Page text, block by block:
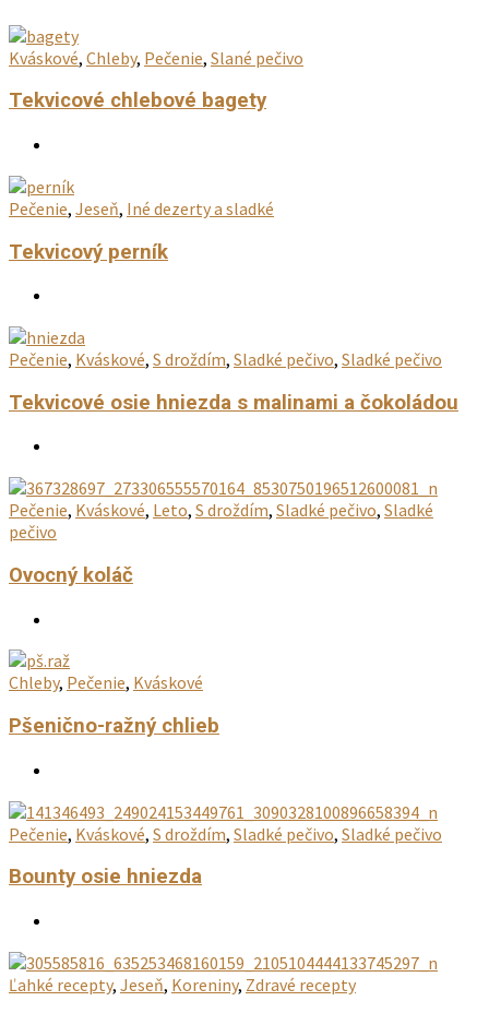
Kváskové, Chleby, Pečenie, Slané pečivo
Tekvicové chlebové bagety
Pečenie, Jeseň, Iné dezerty a sladké
Tekvicový perník
Pečenie, Kváskové, S droždím, Sladké pečivo, Sladké pečivo
Tekvicové osie hniezda s malinami a čokoládou
Pečenie, Kváskové, Leto, S droždím, Sladké pečivo, Sladké
pečivo
Ovocný koláč
Chleby, Pečenie, Kváskové
Pšenično-ražný chlieb
Pečenie, Kváskové, S droždím, Sladké pečivo, Sladké pečivo
Bounty osie hniezda
Ľahké recepty, Jeseň, Koreniny, Zdravé recepty